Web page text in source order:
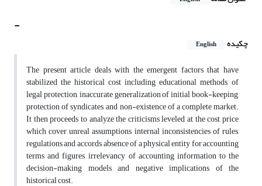
-
چکیده English
The present article deals with the emergent factors that have
stabilized the historical cost including educational methods, of
legal protection, inaccurate generalization of initial book-keeping,
protection of syndicates, and non-existence of a complete market.
It then proceeds to analyze the criticisms leveled at the cost price
which cover unreal assumptions, internal inconsistencies of rules,
regulations and accords, absence of a physical entity for accounting
terms and figures, irrelevancy of accounting information to the
decision-making models and negative implications of the
historical cost.